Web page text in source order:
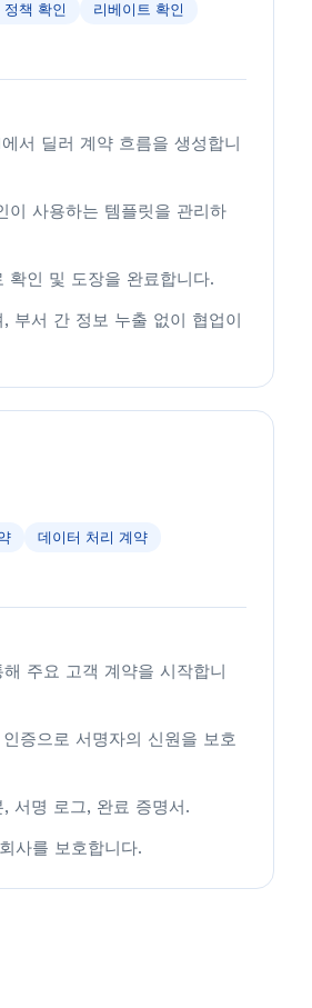
정책 확인
리베이트 확인
서 딜러 계약 흐름을 생성합니
이 사용하는 템플릿을 관리하
확인 및 도장을 완료합니다.
부서 간 정보 누출 없이 협업이
데이터 처리 계약
주요 고객 계약을 시작합니
증으로 서명자의 신원을 보호
서명 로그, 완료 증명서.
사를 보호합니다.